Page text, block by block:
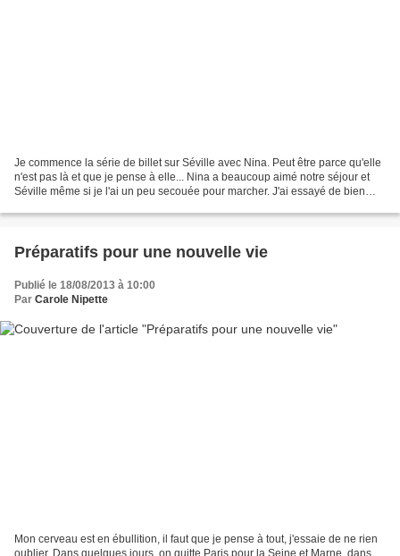
Je commence la série de billet sur Séville avec Nina. Peut être parce qu'elle
n'est pas là et que je pense à elle... Nina a beaucoup aimé notre séjour et
Séville même si je l'ai un peu secouée pour marcher. J'ai essayé de bien
Préparatifs pour une nouvelle vie
Publié le 18/08/2013 à 10:00
Par Carole Nipette
Mon cerveau est en ébullition, il faut que je pense à tout, j'essaie de ne rien
oublier. Dans quelques jours, on quitte Paris pour la Seine et Marne, dans